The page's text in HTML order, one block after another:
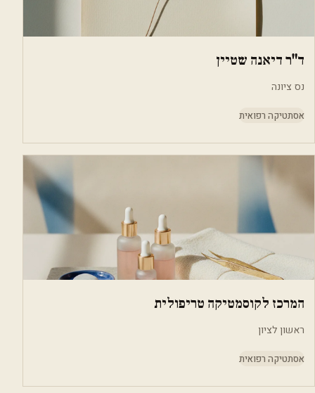
ד"ר דיאנה שטיין
נס ציונה
אסתטיקה רפואית
המרכז לקוסמטיקה טריפולית
ראשון לציון
אסתטיקה רפואית